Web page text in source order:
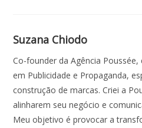
Suzana Chiodo
Co-founder da Agência
em Publicidade e Propaganda,
construção de marcas. Criei a
alinharem seu negócio e
Meu objetivo é provocar a